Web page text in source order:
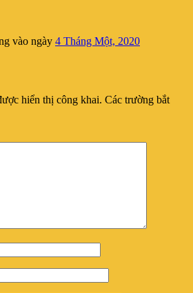
vào ngày 4 Tháng Một, 2020
hiển thị công khai. Các trường bắt